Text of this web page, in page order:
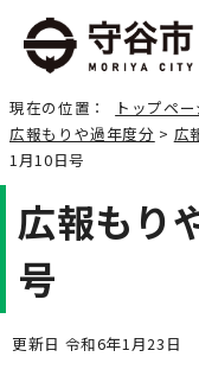
現在の位置： トップペー
広報もりや過年度分 > 広
1月10日号
広報もり
号
更新日 令和6年1月23日